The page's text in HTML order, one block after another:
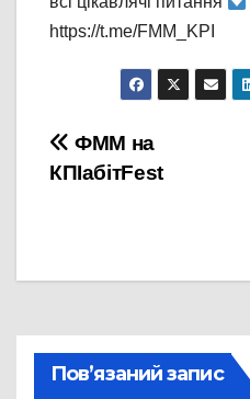
https://t.me/FMM_KPI
Навігація
ФММ на
КПІабітFest
Пов’язаний запис